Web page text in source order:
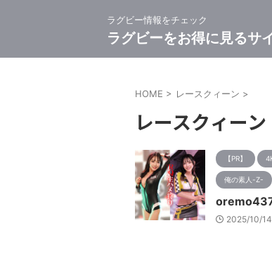
ラグビー情報をチェック
ラグビーをお得に見るサ
HOME > レースクィーン >
レースクィーン
【PR】
俺の素人-Z-
oremo437
2025/10/14